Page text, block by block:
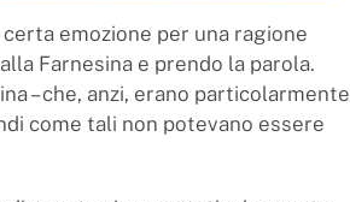
emozione per una ragione
Farnesina e prendo la parola.
– che, anzi, erano particolarmente
come tali non potevano essere